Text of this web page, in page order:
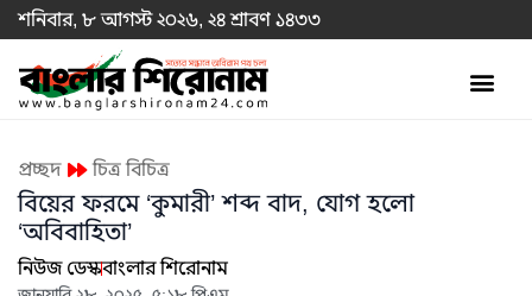
শনিবার, ৮ আগস্ট ২০২৬, ২৪ শ্রাবণ ১৪৩৩
প্রচ্ছদ চিত্র বিচিত্র
বিয়ের ফরমে ‘কুমারী’ শব্দ বাদ, যোগ হলো
‘অবিবাহিতা’
নিউজ ডেস্কবাংলার শিরোনাম